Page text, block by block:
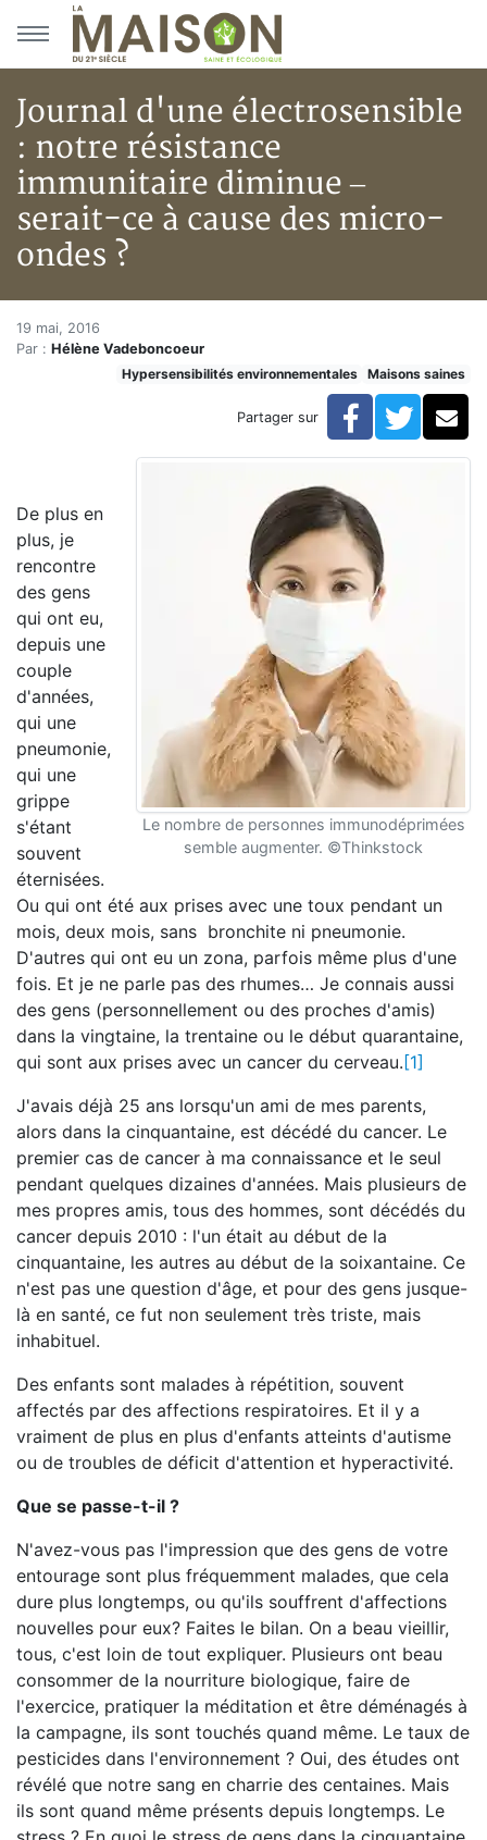
Aller au menu principal
Aller au contenu principal
Journal d'une électrosensible
: notre résistance
immunitaire diminue –
serait-ce à cause des micro-
ondes ?
Accueil
Articles
Maisons saines
Hypersensibilités environnementales
Journal d'une électrosensible : notre résistance
Journal d'une électrosensible
19 mai, 2016
Par : Hélène Vadeboncoeur
Hypersensibilités environnementales
Maisons saines
Partager sur Facebook
Le nombre de personnes immunodéprimées
semble augmenter. ©Thinkstock
De plus en
plus, je
rencontre
des gens
qui ont eu,
depuis une
couple
d'années,
qui une
pneumonie,
qui une
grippe
s'étant
souvent
éternisées.
Ou qui ont été aux prises avec une toux pendant un
mois, deux mois, sans bronchite ni pneumonie.
D'autres qui ont eu un zona, parfois même plus d'une
fois. Et je ne parle pas des rhumes… Je connais aussi
des gens (personnellement ou des proches d'amis)
dans la vingtaine, la trentaine ou le début quarantaine,
qui sont aux prises avec un cancer du cerveau. [1]
J'avais déjà 25 ans lorsqu'un ami de mes parents,
alors dans la cinquantaine, est décédé du cancer. Le
premier cas de cancer à ma connaissance et le seul
pendant quelques dizaines d'années. Mais plusieurs de
mes propres amis, tous des hommes, sont décédés du
cancer depuis 2010 : l'un était au début de la
cinquantaine, les autres au début de la soixantaine. Ce
n'est pas une question d'âge, et pour des gens jusque-
là en santé, ce fut non seulement très triste, mais
inhabituel.
Des enfants sont malades à répétition, souvent
affectés par des affections respiratoires. Et il y a
vraiment de plus en plus d'enfants atteints d'autisme
ou de troubles de déficit d'attention et hyperactivité.
Que se passe-t-il ?
N'avez-vous pas l'impression que des gens de votre
entourage sont plus fréquemment malades, que cela
dure plus longtemps, ou qu'ils souffrent d'affections
nouvelles pour eux? Faites le bilan. On a beau vieillir,
tous, c'est loin de tout expliquer. Plusieurs ont beau
consommer de la nourriture biologique, faire de
l'exercice, pratiquer la méditation et être déménagés à
la campagne, ils sont touchés quand même. Le taux de
pesticides dans l'environnement ? Oui, des études ont
révélé que notre sang en charrie des centaines. Mais
ils sont quand même présents depuis longtemps. Le